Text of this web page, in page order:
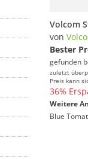
von
Bester
gefunden
zuletzt
Preis kann
36%
Weitere
Blue